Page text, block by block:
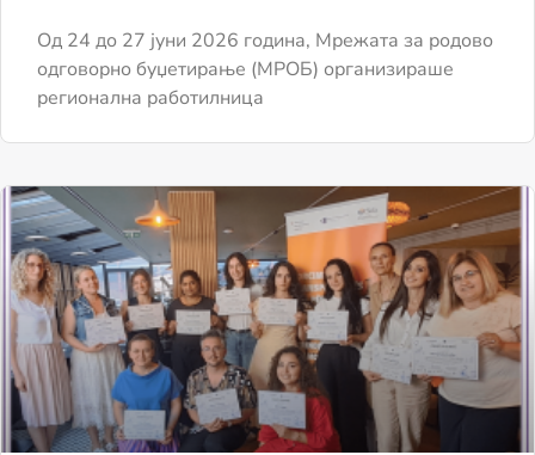
Од 24 до 27 јуни 2026 година, Мрежата за родово
одговорно буџетирање (МРОБ) организираше
регионална работилница